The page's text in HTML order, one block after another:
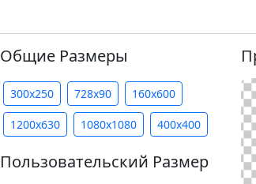
Общие Размеры
300x250 728x90 160x600
1200x630 1080x1080 400x400
Пользовательский Размер